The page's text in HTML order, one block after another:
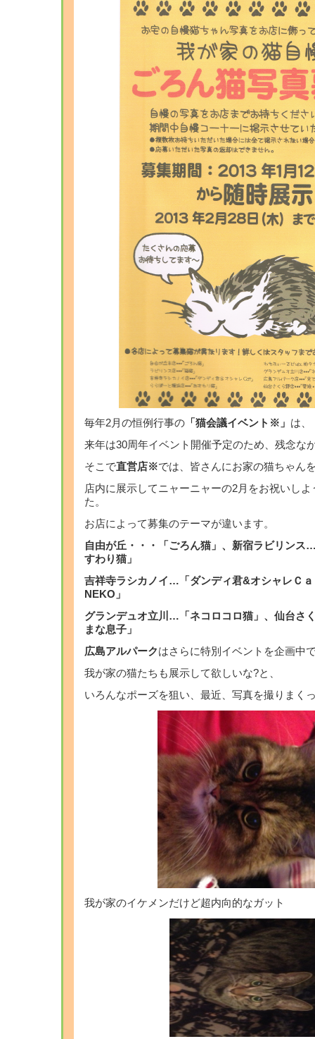
毎年2月の恒例行事の 「猫会議イベント※」 は、
来年は30周年イベント開催予定のため、残念な
そこで直営店※では、皆さんにお家の猫ちゃん
店内に展示してニャーニャーの2月をお祝いし
た。
お店によって募集のテーマが違います。
自由が丘・・・「ごろん猫」、新宿ラビリン
すわり猫」
吉祥寺ラシカノイ…「ダンディ君&オシャレＣ
NEKO」
グランデュオ立川…「ネコロコロ猫」、仙台さ
まな息子」
広島アルパークはさらに特別イベントを企画中
我が家の猫たちも展示して欲しいな?と、
いろんなポーズを狙い、最近、写真を撮りまく
我が家のイケメンだけど超内向的なガット